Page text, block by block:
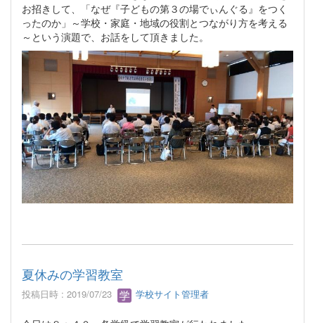
お招きして、「なぜ『子どもの第３の場でぃんぐる』をつく
ったのか」～学校・家庭・地域の役割とつながり方を考える
～という演題で、お話をして頂きました。
夏休みの学習教室
投稿日時 : 2019/07/23 学校サイト管理者